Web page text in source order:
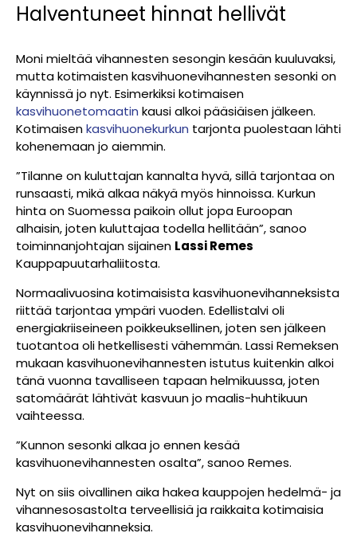
Halventuneet hinnat hellivät
Moni mieltää vihannesten sesongin kesään kuuluvaksi,
mutta kotimaisten kasvihuonevihannesten sesonki on
käynnissä jo nyt. Esimerkiksi kotimaisen
kasvihuonetomaatin kausi alkoi pääsiäisen jälkeen.
Kotimaisenkasvihuonekurkun tarjonta puolestaan lähti
kohenemaan jo aiemmin.
”Tilanne on kuluttajan kannalta hyvä, sillä tarjontaa on
runsaasti, mikä alkaa näkyä myös hinnoissa. Kurkun
hinta on Suomessa paikoin ollut jopa Euroopan
alhaisin, joten kuluttajaa todella hellitään”, sanoo
toiminnanjohtajan sijainen Lassi Remes
Kauppapuutarhaliitosta.
Normaalivuosina kotimaisista kasvihuonevihanneksista
riittää tarjontaa ympäri vuoden. Edellistalvi oli
energiakriiseineen poikkeuksellinen, joten sen jälkeen
tuotantoa oli hetkellisesti vähemmän. Lassi Remeksen
mukaan kasvihuonevihannesten istutus kuitenkin alkoi
tänä vuonna tavalliseen tapaan helmikuussa, joten
satomäärät lähtivät kasvuun jo maalis-huhtikuun
vaihteessa.
”Kunnon sesonki alkaa jo ennen kesää
kasvihuonevihannesten osalta”, sanoo Remes.
Nyt on siis oivallinen aika hakea kauppojen hedelmä- ja
vihannesosastolta terveellisiä ja raikkaita kotimaisia
kasvihuonevihanneksia.